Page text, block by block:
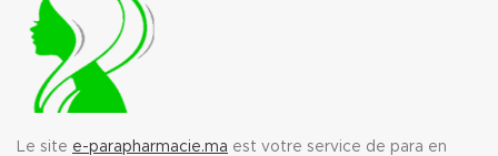
Le site e-parapharmacie.ma est votre service de para en